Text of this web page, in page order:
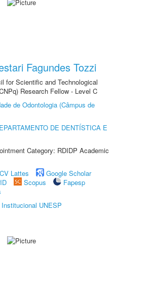
Fagundes Tozzi
for Scientific and Technological
Research Fellow - Level C
de Odontologia (Câmpus de
DE DENTÍSTICA E
Category: RDIDP Academic
CV Lattes
Google Scholar
Scopus
Fapesp
UNESP